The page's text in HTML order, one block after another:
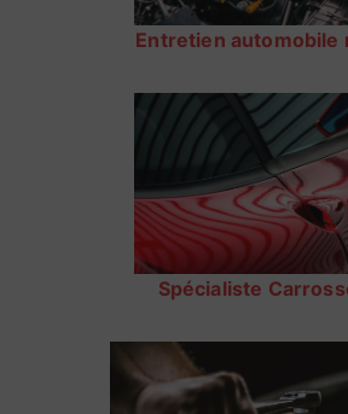
Entretien automobile
Spécialiste